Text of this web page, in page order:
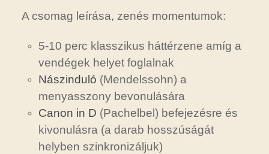
A csomag leírása, zenés momentumok:
5-10 perc klasszikus háttérzene amíg a
vendégek helyet foglalnak
Nászinduló (Mendelssohn) a
menyasszony bevonulására
Canon in D (Pachelbel) befejezésre és
kivonulásra (a darab hosszúságát
helyben szinkronizáljuk)